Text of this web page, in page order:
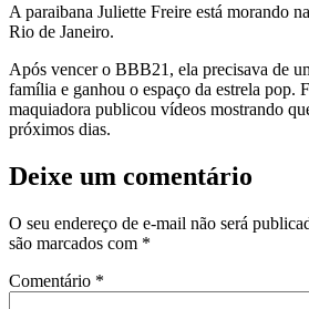
A paraibana Juliette Freire está morando
Rio de Janeiro.
Após vencer o BBB21, ela precisava de
família e ganhou o espaço da estrela pop.
maquiadora publicou vídeos mostrando
próximos dias.
Deixe um comentário
O seu endereço de e-mail não será
são marcados com *
Comentário *